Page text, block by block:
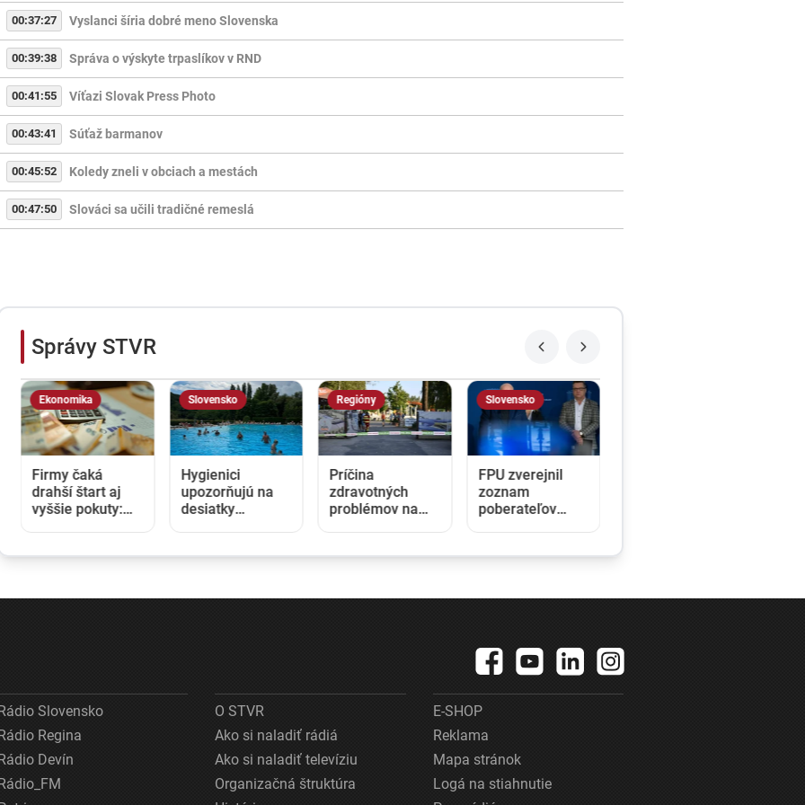
00:37:27 Vyslanci šíria dobré meno Slovenska
00:39:38 Správa o výskyte trpaslíkov v RND
00:41:55 Víťazi Slovak Press Photo
00:43:41 Súťaž barmanov
00:45:52 Koledy zneli v obciach a mestách
00:47:50 Slováci sa učili tradičné remeslá
Správy STVR
Ekonomika
Firmy čaká
drahší štart aj
vyššie pokuty:
obchodnom
spravodlivosti
Slovensko
Hygienici
upozorňujú na
desiatky
najväčším
mykóza a kožné
Regióny
Príčina
zdravotných
problémov na
ostáva nejasná.
nepotvrdila
Slovensko
FPU zverejnil
zoznam
poberateľov
a fond sa ním
škandály
Slovensko
Regina
Devín
O STVR
Ako si naladiť rádiá
Ako si naladiť televíziu
Organizačná štruktúra
E-SHOP
Reklama
Mapa stránok
Logá na stiahnutie